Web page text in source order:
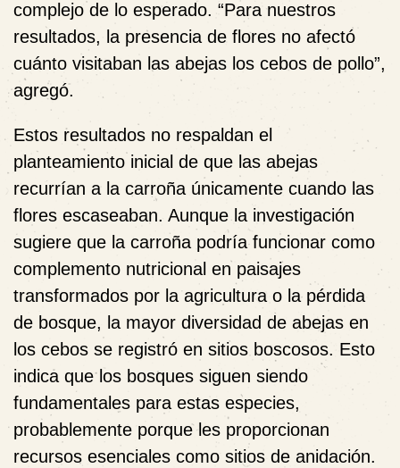
complejo de lo esperado. “Para nuestros
resultados, la presencia de flores no afectó
cuánto visitaban las abejas los cebos de pollo”,
agregó.
Estos resultados no respaldan el
planteamiento inicial de que las abejas
recurrían a la carroña únicamente cuando las
flores escaseaban. Aunque la investigación
sugiere que la carroña podría funcionar como
complemento nutricional en paisajes
transformados por la agricultura o la pérdida
de bosque, la mayor diversidad de abejas en
los cebos se registró en sitios boscosos. Esto
indica que los bosques siguen siendo
fundamentales para estas especies,
probablemente porque les proporcionan
recursos esenciales como sitios de anidación.